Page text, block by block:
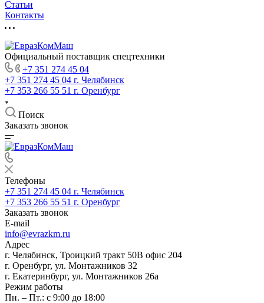
Статьи
Контакты
Официальный поставщик спецтехники
+7 351 274 45 04
+7 351 274 45 04 г. Челябинск
+7 353 266 55 51 г. Оренбург
Поиск
Заказать звонок
Телефоны
+7 351 274 45 04 г. Челябинск
+7 353 266 55 51 г. Оренбург
Заказать звонок
E-mail
info@evrazkm.ru
Адрес
г. Челябинск, Троицкий тракт 50В офис 204
г. Оренбург, ул. Монтажников 32
г. Екатеринбург, ул. Монтажников 26а
Режим работы
Пн. – Пт.: с 9:00 до 18:00